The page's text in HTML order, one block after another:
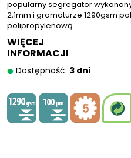
popularny segregator
2,1mm i gramaturze 1290gsm
polipropylenową ...
WIĘCEJ
INFORMACJI
Dostępność: 3 dni